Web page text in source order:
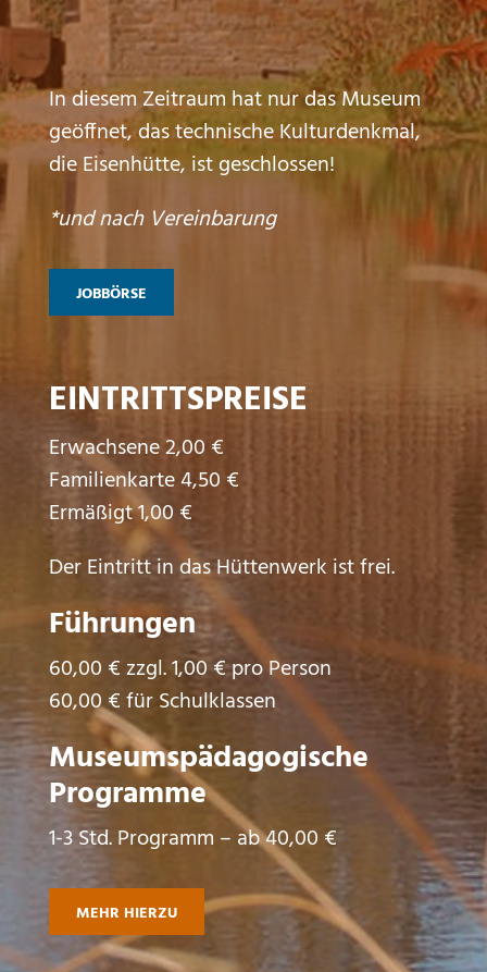
In diesem Zeitraum hat nur das Museum
geöffnet, das technische Kulturdenkmal,
die Eisenhütte, ist geschlossen!
*und nach Vereinbarung
JOBBÖRSE
EINTRITTSPREISE
Erwachsene 2,00 €
Familienkarte 4,50 €
Ermäßigt 1,00 €
Der Eintritt in das Hüttenwerk ist frei.
Führungen
60,00 € zzgl. 1,00 € pro Person
60,00 € für Schulklassen
Museumspädagogische
Programme
1-3 Std. Programm – ab 40,00 €
MEHR HIERZU